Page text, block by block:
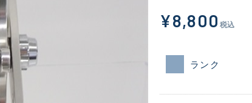
¥8,800 税込
ランク